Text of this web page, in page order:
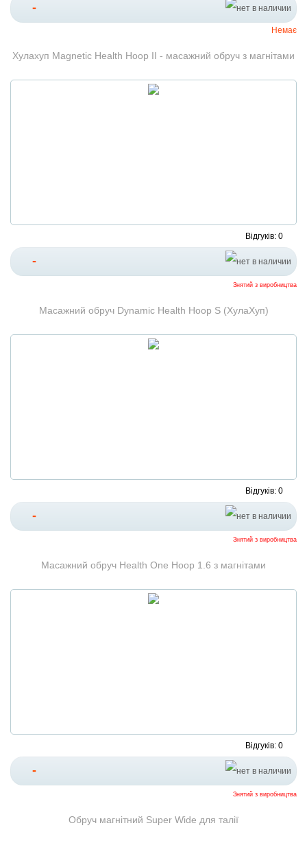
-
Немає
Хулахуп Magnetic Health Hoop II - масажний обруч з магнітами
Відгуків: 0
-
Знятий з виробництва
Масажний обруч Dynamic Health Hoop S (ХулаХуп)
Відгуків: 0
-
Знятий з виробництва
Масажний обруч Health One Hoop 1.6 з магнітами
Відгуків: 0
-
Знятий з виробництва
Обруч магнітний Super Wide для талії